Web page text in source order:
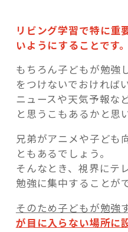
リビング学習で特に重
いようにすることです。
もちろん子どもが勉強
をつけないでおければ
ニュースや天気予報な
と思うこもあるかと思
兄弟がアニメや子ども
ともあるでしょう。
そんなとき、視界にテ
勉強に集中することが
そのため子どもが勉強
が目に入らない場所に